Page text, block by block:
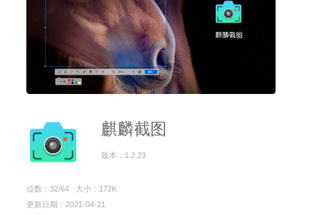
麒麟截图
版本：1.2.23
位数：32/64 大小：172K
更新日期：2021-04-21